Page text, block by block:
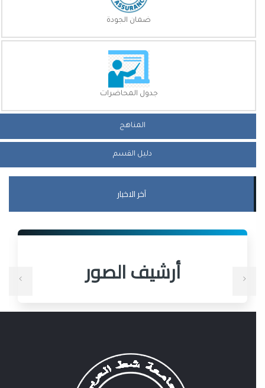
ضمان الجودة
جدول المحاضرات
المناهج
دليل القسم
آخر الاخبار
أرشيف الصور